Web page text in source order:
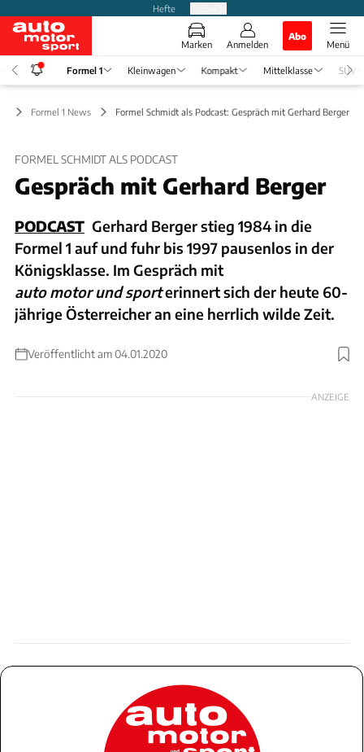
Hefte
Marken Anmelden
Abo
Menü
Formel 1 Kleinwagen Kompakt Mittelklasse SUV
Formel 1 News Formel Schmidt als Podcast: Gespräch mit Gerhard Berger
FORMEL SCHMIDT ALS PODCAST
Gespräch mit Gerhard Berger
PODCAST Gerhard Berger stieg 1984 in die
Formel 1 auf und fuhr bis 1997 pausenlos in der
Königsklasse. Im Gespräch mit
auto motor und sporterinnert sich der heute 60-
jährige Österreicher an eine herrlich wilde Zeit.
Veröffentlicht am 04.01.2020
Foto: Red Bull
ANZEIGE